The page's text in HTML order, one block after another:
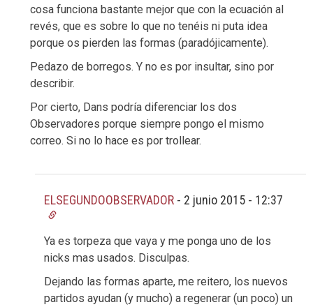
cosa funciona bastante mejor que con la ecuación al
revés, que es sobre lo que no tenéis ni puta idea
porque os pierden las formas (paradójicamente).
Pedazo de borregos. Y no es por insultar, sino por
describir.
Por cierto, Dans podría diferenciar los dos
Observadores porque siempre pongo el mismo
correo. Si no lo hace es por trollear.
ELSEGUNDOOBSERVADOR - 2 junio 2015 - 12:37
Ya es torpeza que vaya y me ponga uno de los
nicks mas usados. Disculpas.
Dejando las formas aparte, me reitero, los nuevos
partidos ayudan (y mucho) a regenerar (un poco) un